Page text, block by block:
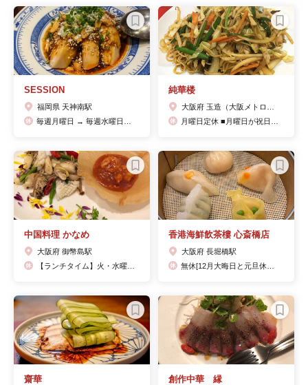
SESSION
福岡県 天神南駅
純華楼
中国料理 かなめ
大阪府 御幣島駅
香港海鮮飲茶樓 心斎橋店
大阪府 長堀橋駅
齋華 創作中華 縁